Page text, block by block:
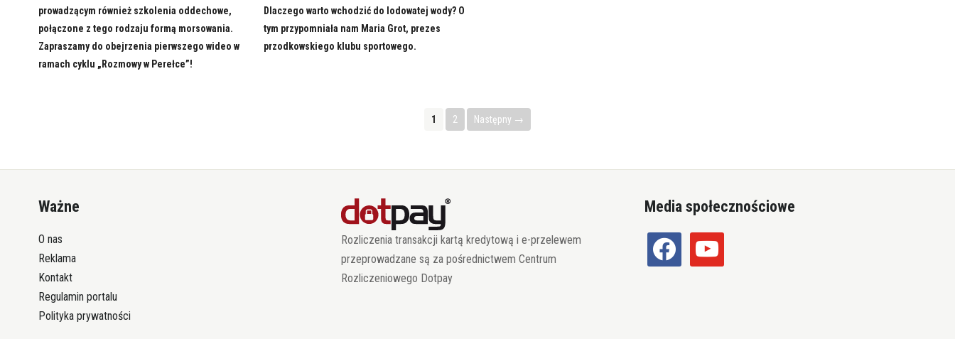
prowadzącym również szkolenia oddechowe,
połączone z tego rodzaju formą morsowania.
Zapraszamy do obejrzenia pierwszego wideo w
ramach cyklu „Rozmowy w Perełce”!
Dlaczego warto wchodzić do lodowatej wody? O
tym przypomniała nam Maria Grot, prezes
przodkowskiego klubu sportowego.
1 2 Następny →
Ważne
O nas
Reklama
Kontakt
Regulamin portalu
Polityka prywatności
Rozliczenia transakcji kartą kredytową i e-przelewem
przeprowadzane są za pośrednictwem Centrum
Rozliczeniowego Dotpay
Media społecznościowe
facebook youtube